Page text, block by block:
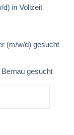
d) in Vollzeit
(m/w/d) gesucht
gesucht